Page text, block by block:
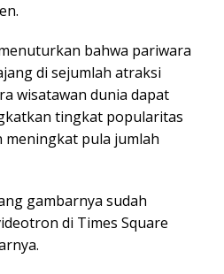
bahwa pariwara
di sejumlah atraksi
wisatawan dunia dapat
tingkat popularitas
meningkat pula jumlah
gambarnya sudah
di Times Square